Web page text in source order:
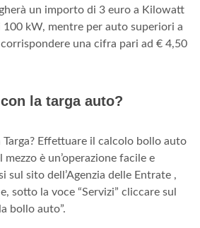
un importo di 3 euro a Kilowatt
100 kW, mentre per auto superiori a
una cifra pari ad € 4,50
la targa auto?
Effettuare il calcolo bollo auto
è un’operazione facile e
sul sito dell’Agenzia delle Entrate ,
sotto la voce “Servizi” cliccare sul
bollo auto”.